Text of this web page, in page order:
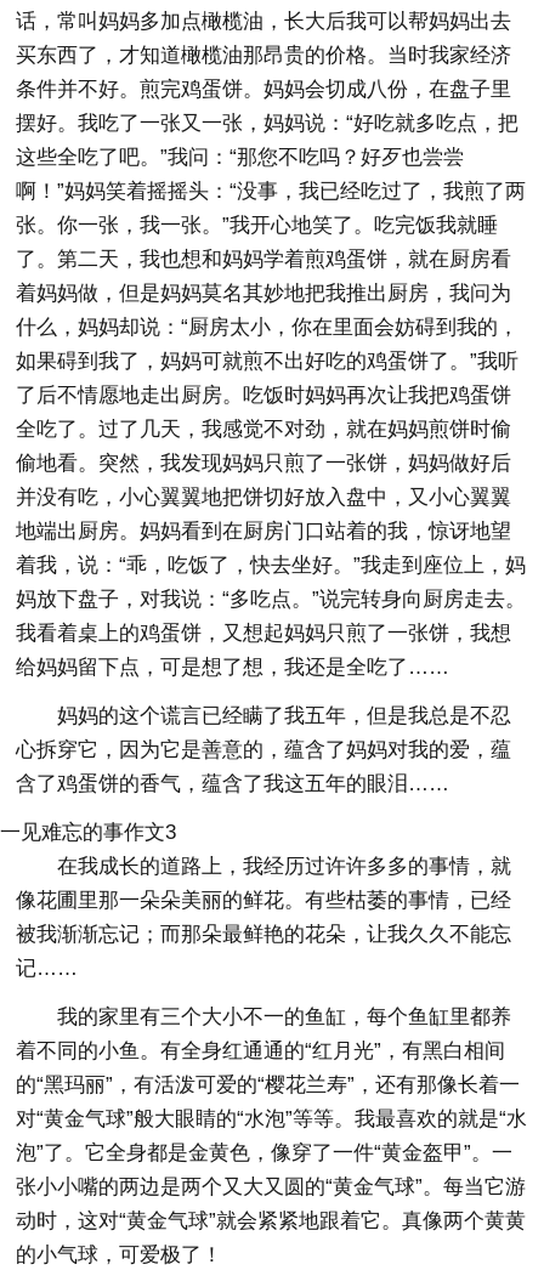
话，常叫妈妈多加点橄榄油，长大后我可以帮妈妈出去
买东西了，才知道橄榄油那昂贵的价格。当时我家经济
条件并不好。煎完鸡蛋饼。妈妈会切成八份，在盘子里
摆好。我吃了一张又一张，妈妈说：“好吃就多吃点，把
这些全吃了吧。”我问：“那您不吃吗？好歹也尝尝
啊！”妈妈笑着摇摇头：“没事，我已经吃过了，我煎了两
张。你一张，我一张。”我开心地笑了。吃完饭我就睡
了。第二天，我也想和妈妈学着煎鸡蛋饼，就在厨房看
着妈妈做，但是妈妈莫名其妙地把我推出厨房，我问为
什么，妈妈却说：“厨房太小，你在里面会妨碍到我的，
如果碍到我了，妈妈可就煎不出好吃的鸡蛋饼了。”我听
了后不情愿地走出厨房。吃饭时妈妈再次让我把鸡蛋饼
全吃了。过了几天，我感觉不对劲，就在妈妈煎饼时偷
偷地看。突然，我发现妈妈只煎了一张饼，妈妈做好后
并没有吃，小心翼翼地把饼切好放入盘中，又小心翼翼
地端出厨房。妈妈看到在厨房门口站着的我，惊讶地望
着我，说：“乖，吃饭了，快去坐好。”我走到座位上，妈
妈放下盘子，对我说：“多吃点。”说完转身向厨房走去。
我看着桌上的鸡蛋饼，又想起妈妈只煎了一张饼，我想
给妈妈留下点，可是想了想，我还是全吃了……
妈妈的这个谎言已经瞒了我五年，但是我总是不忍
心拆穿它，因为它是善意的，蕴含了妈妈对我的爱，蕴
含了鸡蛋饼的香气，蕴含了我这五年的眼泪……
一见难忘的事作文3
在我成长的道路上，我经历过许许多多的事情，就
像花圃里那一朵朵美丽的鲜花。有些枯萎的事情，已经
被我渐渐忘记；而那朵最鲜艳的花朵，让我久久不能忘
记……
我的家里有三个大小不一的鱼缸，每个鱼缸里都养
着不同的小鱼。有全身红通通的“红月光”，有黑白相间
的“黑玛丽”，有活泼可爱的“樱花兰寿”，还有那像长着一
对“黄金气球”般大眼睛的“水泡”等等。我最喜欢的就是“水
泡”了。它全身都是金黄色，像穿了一件“黄金盔甲”。一
张小小嘴的两边是两个又大又圆的“黄金气球”。每当它游
动时，这对“黄金气球”就会紧紧地跟着它。真像两个黄黄
的小气球，可爱极了！